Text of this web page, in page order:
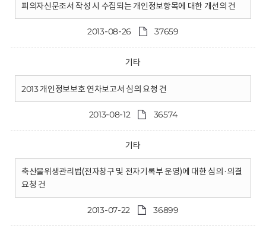
피의자신문조서 작성 시 수집되는 개인정보항목에 대한 개선의 건
2013-08-26 37659
기타
2013 개인정보보호 연차보고서 심의 요청 건
2013-08-12 36574
기타
축산물위생관리법(전자창구 및 전자기록부 운영)에 대한 심의·의결
요청 건
2013-07-22 36899